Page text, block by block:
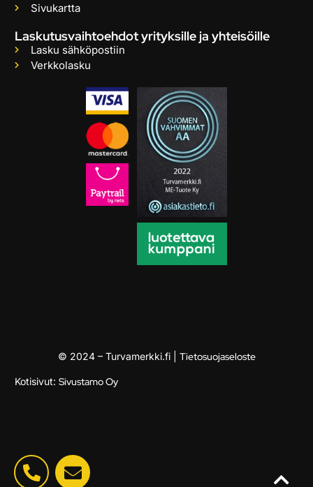
Sivukartta
Laskutusvaihtoehdot yrityksille ja yhteisöille
Lasku sähköpostiin
Verkkolasku
© 2024 – Turvamerkki.fi | Tietosuojaseloste
Kotisivut: Sivustamo Oy